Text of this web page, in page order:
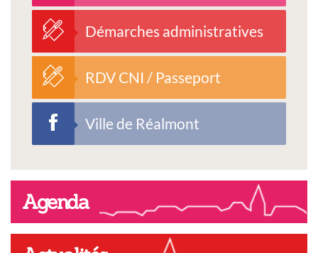
Démarches administratives
RDV CNI / Passeport
Ville de Réalmont
Agenda